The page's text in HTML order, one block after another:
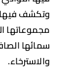
فيها دور
الصافية